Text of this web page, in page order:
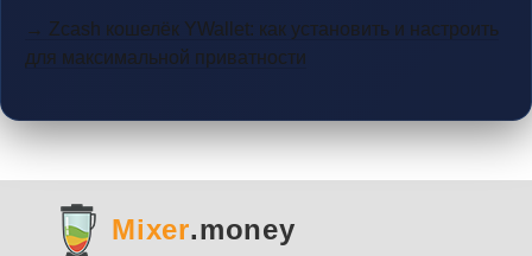
→ Zcash кошелёк YWallet: как установить и настроить
для максимальной приватности
Mixer.money